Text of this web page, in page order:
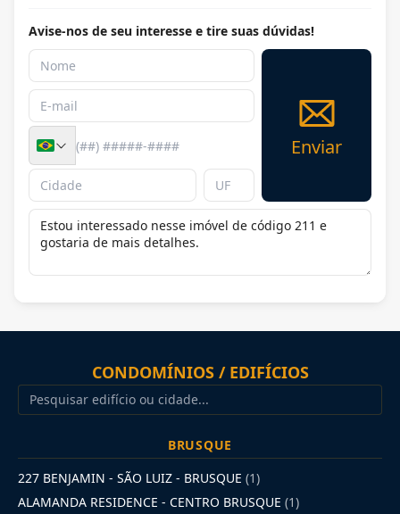
Avise-nos de seu interesse e tire suas dúvidas!
Enviar
CONDOMÍNIOS / EDIFÍCIOS
BRUSQUE
227 BENJAMIN - SÃO LUIZ - BRUSQUE (1)
ALAMANDA RESIDENCE - CENTRO BRUSQUE (1)